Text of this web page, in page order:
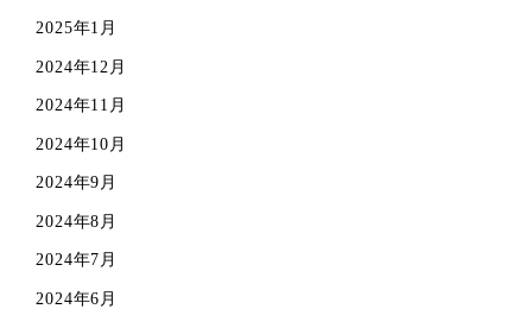
2025年1月
2024年12月
2024年11月
2024年10月
2024年9月
2024年8月
2024年7月
2024年6月